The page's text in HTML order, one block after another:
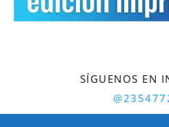
SÍGUENOS EN